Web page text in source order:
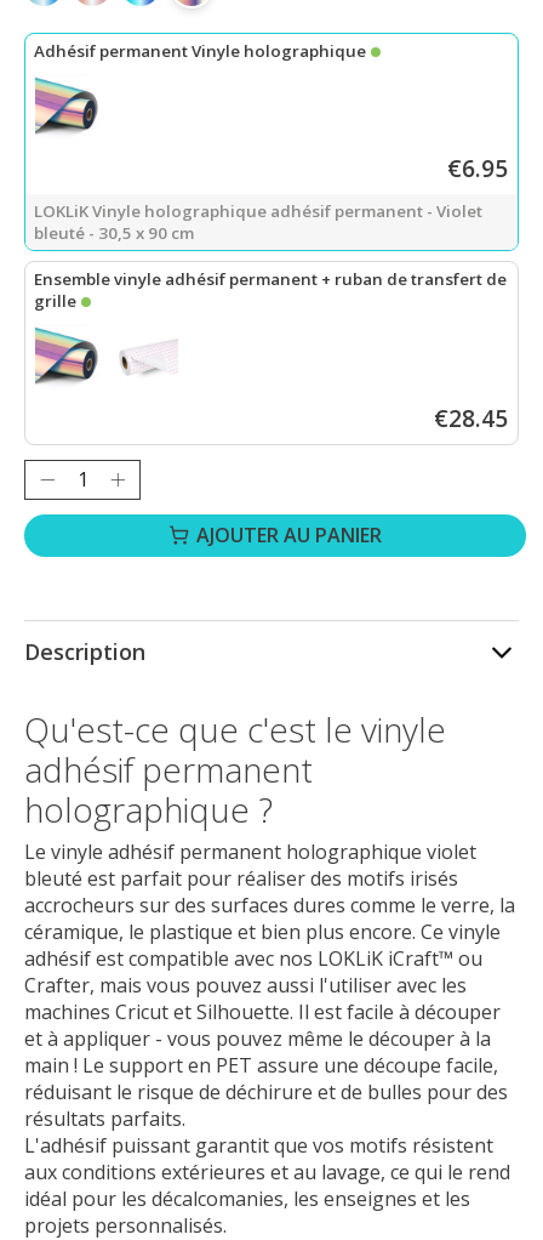
Adhésif permanent Vinyle holographique
€6.95
LOKLiK Vinyle holographique adhésif permanent - Violet
bleuté - 30,5 x 90 cm
Ensemble vinyle adhésif permanent + ruban de transfert de
grille
€28.45
LOKLiK Vinyle adhésif permanent holographique - Violet bleuté
Quantité :
AJOUTER AU PANIER
Description
Qu'est-ce que c'est le vinyle
adhésif permanent
holographique ?
Le vinyle adhésif permanent holographique violet
bleuté est parfait pour réaliser des motifs irisés
accrocheurs sur des surfaces dures comme le verre, la
céramique, le plastique et bien plus encore. Ce vinyle
adhésif est compatible avec nos LOKLiK iCraft™ ou
Crafter, mais vous pouvez aussi l'utiliser avec les
machines Cricut et Silhouette. Il est facile à découper
et à appliquer - vous pouvez même le découper à la
main ! Le support en PET assure une découpe facile,
réduisant le risque de déchirure et de bulles pour des
résultats parfaits.
L'adhésif puissant garantit que vos motifs résistent
aux conditions extérieures et au lavage, ce qui le rend
idéal pour les décalcomanies, les enseignes et les
projets personnalisés.